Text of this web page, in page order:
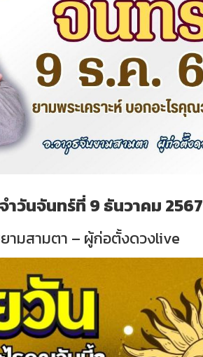
ำวันจันทร์ที่ 9 ธันวาคม 2567
ามสามตา – ผู้ก่อตั้งดวงlive